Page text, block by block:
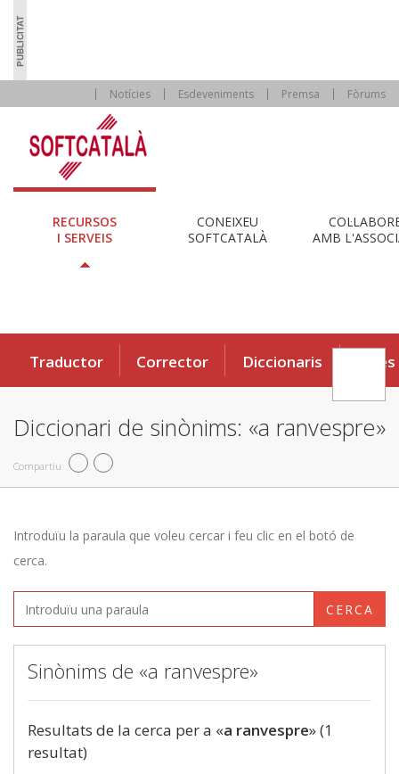
Notícies Esdeveniments Premsa Fòrums
RECURSOS
I SERVEIS
CONEIXEU
SOFTCATALÀ
AMB
Traductor Corrector Diccionaris Eines
Diccionari de sinònims: «a ranvespre»
Compartiu
Introduïu la paraula que voleu cercar i feu clic en el botó de
cerca.
CERCA
Sinònims de «a ranvespre»
Resultats de la cerca per a «a ranvespre» (1
resultat)